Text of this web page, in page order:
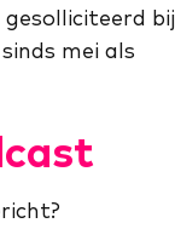
bij
mei als